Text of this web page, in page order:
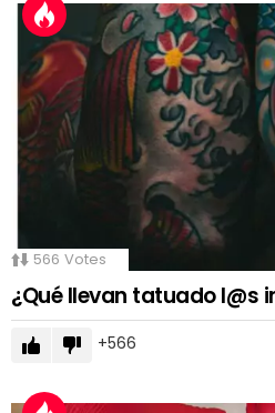
566 Votes
¿Qué llevan tatuado l@s
566